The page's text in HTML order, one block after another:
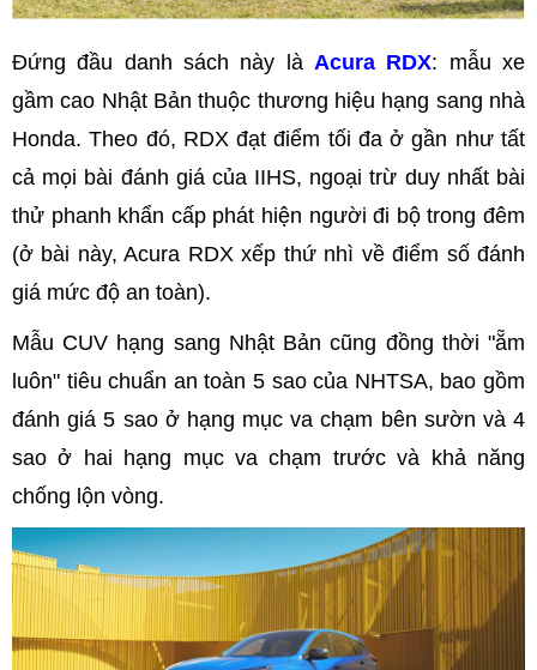
Đứng đầu danh sách này là Acura RDX: mẫu xe
gầm cao Nhật Bản thuộc thương hiệu hạng sang nhà
Honda. Theo đó, RDX đạt điểm tối đa ở gần như tất
cả mọi bài đánh giá của IIHS, ngoại trừ duy nhất bài
thử phanh khẩn cấp phát hiện người đi bộ trong đêm
(ở bài này, Acura RDX xếp thứ nhì về điểm số đánh
giá mức độ an toàn).
Mẫu CUV hạng sang Nhật Bản cũng đồng thời "ẵm
luôn" tiêu chuẩn an toàn 5 sao của NHTSA, bao gồm
đánh giá 5 sao ở hạng mục va chạm bên sườn và 4
sao ở hai hạng mục va chạm trước và khả năng
chống lộn vòng.